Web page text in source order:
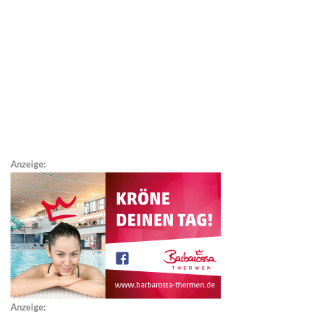
Anzeige:
Anzeige: